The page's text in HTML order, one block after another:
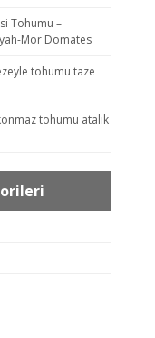
Tohumu –
Mor Domates
tohumu taze
tohumu atalık